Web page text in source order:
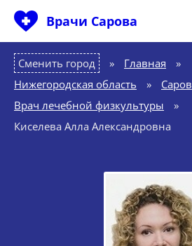
Врачи Сарова
Сменить город Главная
»
Нижегородская область
» Саров
Врач лечебной физкультуры
»
Киселева Алла Александровна